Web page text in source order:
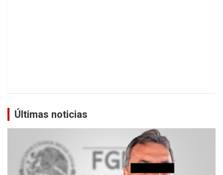
Últimas noticias